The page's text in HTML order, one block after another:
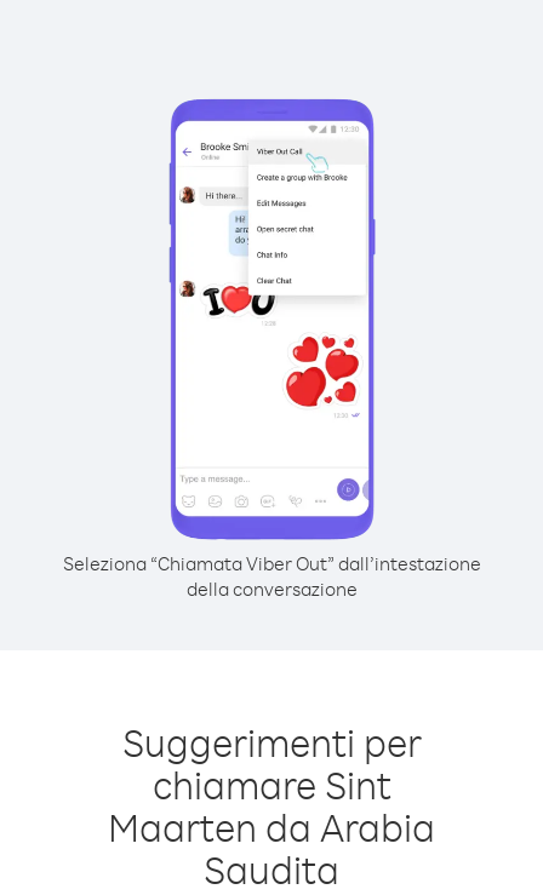
Seleziona “Chiamata Viber Out” dall’intestazione
della conversazione
Suggerimenti per
chiamare Sint
Maarten da Arabia
Saudita